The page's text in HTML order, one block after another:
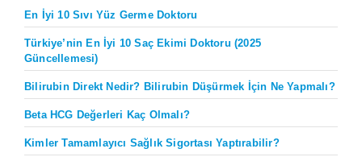
En İyi 10 Sıvı Yüz Germe Doktoru
Türkiye’nin En İyi 10 Saç Ekimi Doktoru (2025
Güncellemesi)
Bilirubin Direkt Nedir? Bilirubin Düşürmek İçin Ne Yapmalı?
Beta HCG Değerleri Kaç Olmalı?
Kimler Tamamlayıcı Sağlık Sigortası Yaptırabilir?